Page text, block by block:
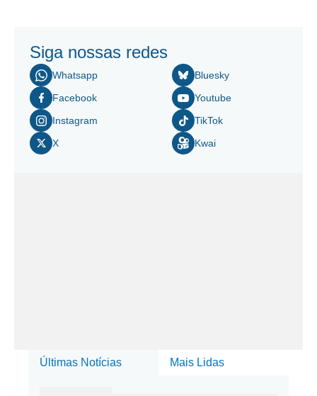
Siga nossas redes
Whatsapp
Facebook
Instagram
X
Bluesky
Youtube
TikTok
Kwai
Últimas Notícias Mais Lidas